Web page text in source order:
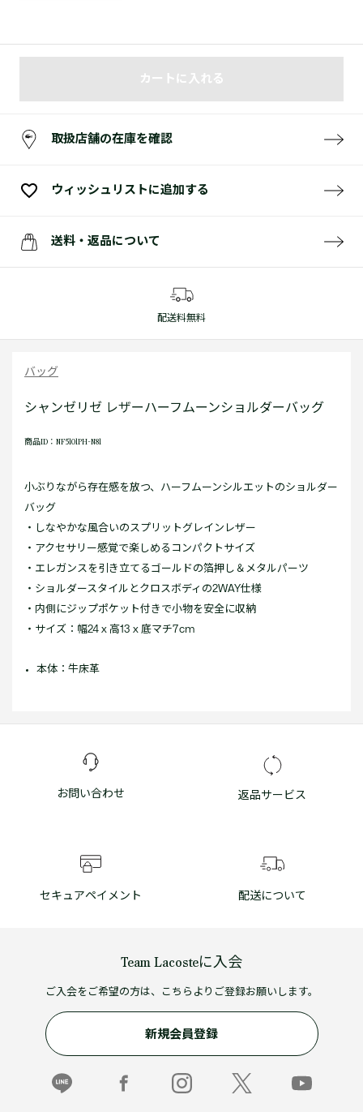
カートに入れる
取扱店舗の在庫を確認
ウィッシュリストに追加する
送料・返品について
配送料無料
バッグ
シャンゼリゼ レザーハーフムーンショルダーバッグ
商品ID：NF5101PH-N81
小ぶりながら存在感を放つ、ハーフムーンシルエットのショルダー
バッグ
・しなやかな風合いのスプリットグレインレザー
・アクセサリー感覚で楽しめるコンパクトサイズ
・エレガンスを引き立てるゴールドの箔押し＆メタルパーツ
・ショルダースタイルとクロスボディの2WAY仕様
・内側にジップポケット付きで小物を安全に収納
・サイズ：幅24 x 高13 x 底マチ7cm
本体：牛床革
お問い合わせ 返品サービス
セキュアペイメント 配送について
Team Lacosteに入会
ご入会をご希望の方は、こちらよりご登録お願いします。
新規会員登録